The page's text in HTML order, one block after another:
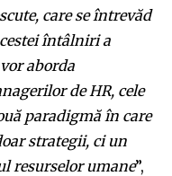
care se întrevăd
întâlniri a
aborda
de HR, cele
paradigmă în care
strategii, ci un
resurselor umane”,